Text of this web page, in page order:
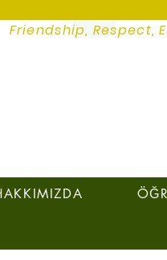
Friendship, Respect,